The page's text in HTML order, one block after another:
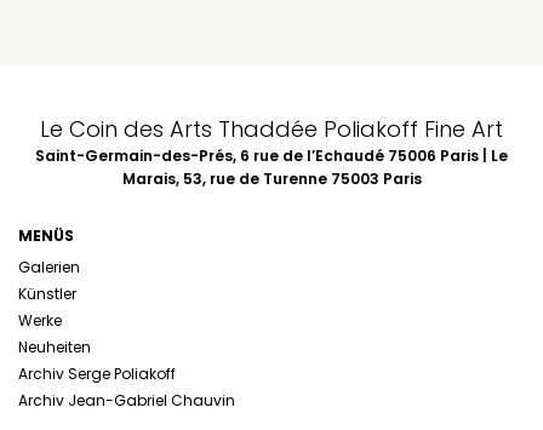
Le Coin des Arts Thaddée Poliakoff Fine Art
Saint-Germain-des-Prés, 6 rue de l’Echaudé 75006 Paris | Le
Marais, 53, rue de Turenne 75003 Paris
MENÜS
Galerien
Künstler
Werke
Neuheiten
Archiv Serge Poliakoff
Archiv Jean-Gabriel Chauvin